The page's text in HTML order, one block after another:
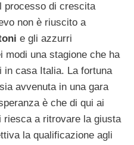
di crescita
non è riuscito a
e gli azzurri
modi una stagione che ha
in casa Italia. La fortuna
avvenuta in una gara
è che di qui ai
riesca a ritrovare la giusta
la qualificazione agli